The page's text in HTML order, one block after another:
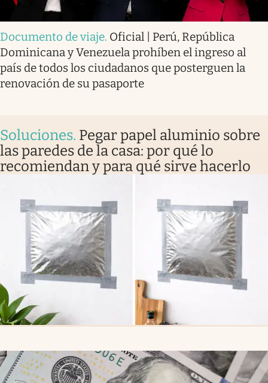
Documento de viaje. Oficial | Perú, República
Dominicana y Venezuela prohíben el ingreso al
país de todos los ciudadanos que posterguen la
renovación de su pasaporte
Soluciones. Pegar papel aluminio sobre
las paredes de la casa: por qué lo
recomiendan y para qué sirve hacerlo